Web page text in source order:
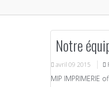
Notre
avril 09 2015
MIP